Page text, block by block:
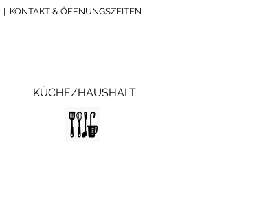
KONTAKT & ÖFFNUNGSZEITEN
KÜCHE/HAUSHALT